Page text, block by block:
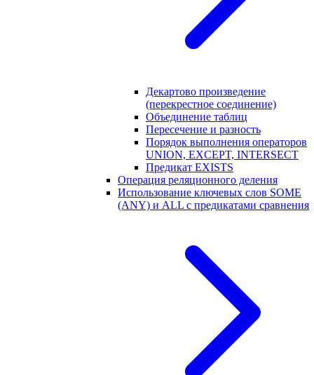
Декартово произведение
(перекрестное соединение)
Объединение таблиц
Пересечение и разность
Порядок выполнения операторов
UNION, EXCEPT, INTERSECT
Предикат EXISTS
Операция реляционного деления
Использование ключевых слов SOME
(ANY) и ALL с предикатами сравнения